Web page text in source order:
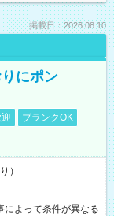
掲載日：2026.08.10
にポン
ブランクOK
）
よって条件が異なる